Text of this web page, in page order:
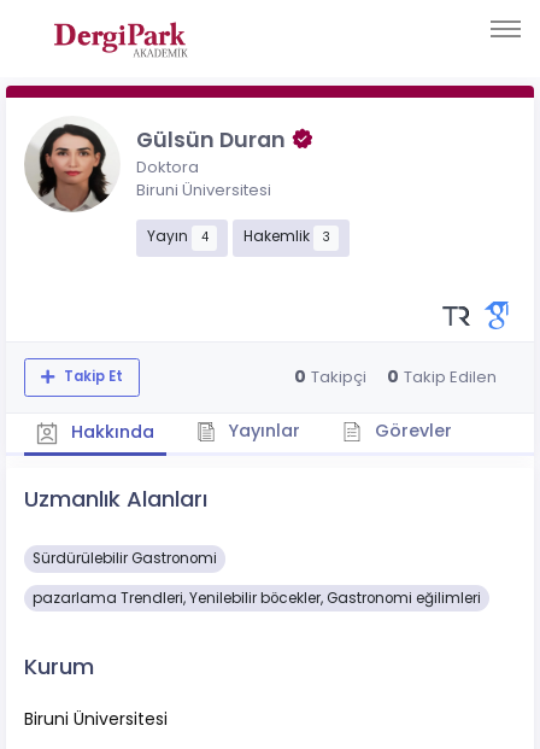
Gülsün Duran
Doktora
Biruni Üniversitesi
Yayın 4 Hakemlik 3
Takip Et 0 Takipçi 0 Takip Edilen
Hakkında Yayınlar Görevler
Uzmanlık Alanları
Sürdürülebilir Gastronomi
pazarlama Trendleri, Yenilebilir böcekler, Gastronomi eğilimleri
Kurum
Biruni Üniversitesi